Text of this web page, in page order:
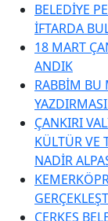
BELEDİYE
İFTARDA
18 MART
ANDIK
RABBİM BU
ÇANKIRI
KÜLTÜR VE
NADİR
ÇERKEŞ